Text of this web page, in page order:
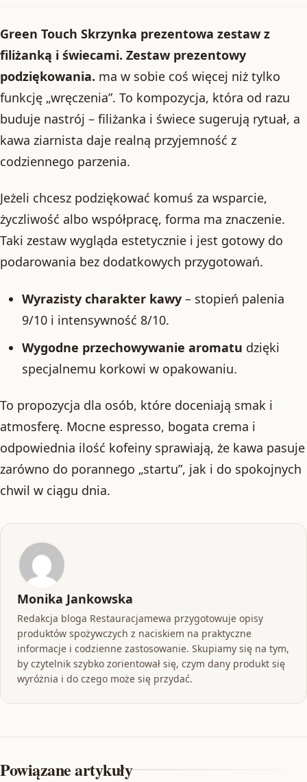
Green Touch Skrzynka prezentowa zestaw z
filiżanką i świecami. Zestaw prezentowy
podziękowania. ma w sobie coś więcej niż tylko
funkcję „wręczenia”. To kompozycja, która od razu
buduje nastrój – filiżanka i świece sugerują rytuał, a
kawa ziarnista daje realną przyjemność z
codziennego parzenia.
Jeżeli chcesz podziękować komuś za wsparcie,
życzliwość albo współpracę, forma ma znaczenie.
Taki zestaw wygląda estetycznie i jest gotowy do
podarowania bez dodatkowych przygotowań.
Wyrazisty charakter kawy– stopień palenia
9/10 i intensywność 8/10.
Wygodne przechowywanie aromatu dzięki
specjalnemu korkowi w opakowaniu.
To propozycja dla osób, które doceniają smak i
atmosferę. Mocne espresso, bogata crema i
odpowiednia ilość kofeiny sprawiają, że kawa pasuje
zarówno do porannego „startu”, jak i do spokojnych
chwil w ciągu dnia.
Monika Jankowska
Redakcja bloga Restauracjamewa przygotowuje opisy
produktów spożywczych z naciskiem na praktyczne
informacje i codzienne zastosowanie. Skupiamy się na tym,
by czytelnik szybko zorientował się, czym dany produkt się
wyróżnia i do czego może się przydać.
Powiązane artykuły